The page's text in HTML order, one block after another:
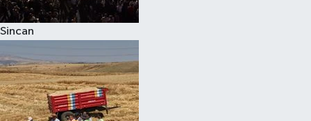
Sincan